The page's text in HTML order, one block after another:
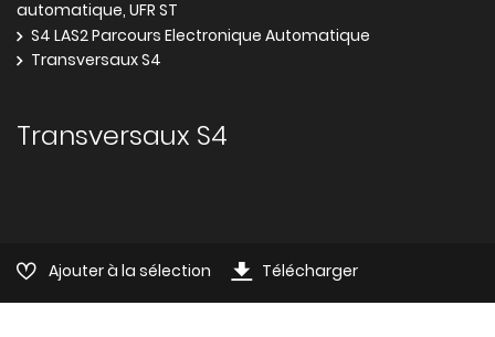
automatique, UFR ST
S4 LAS2 Parcours Electronique Automatique
Transversaux S4
Transversaux S4
Ajouter à la sélection Télécharger